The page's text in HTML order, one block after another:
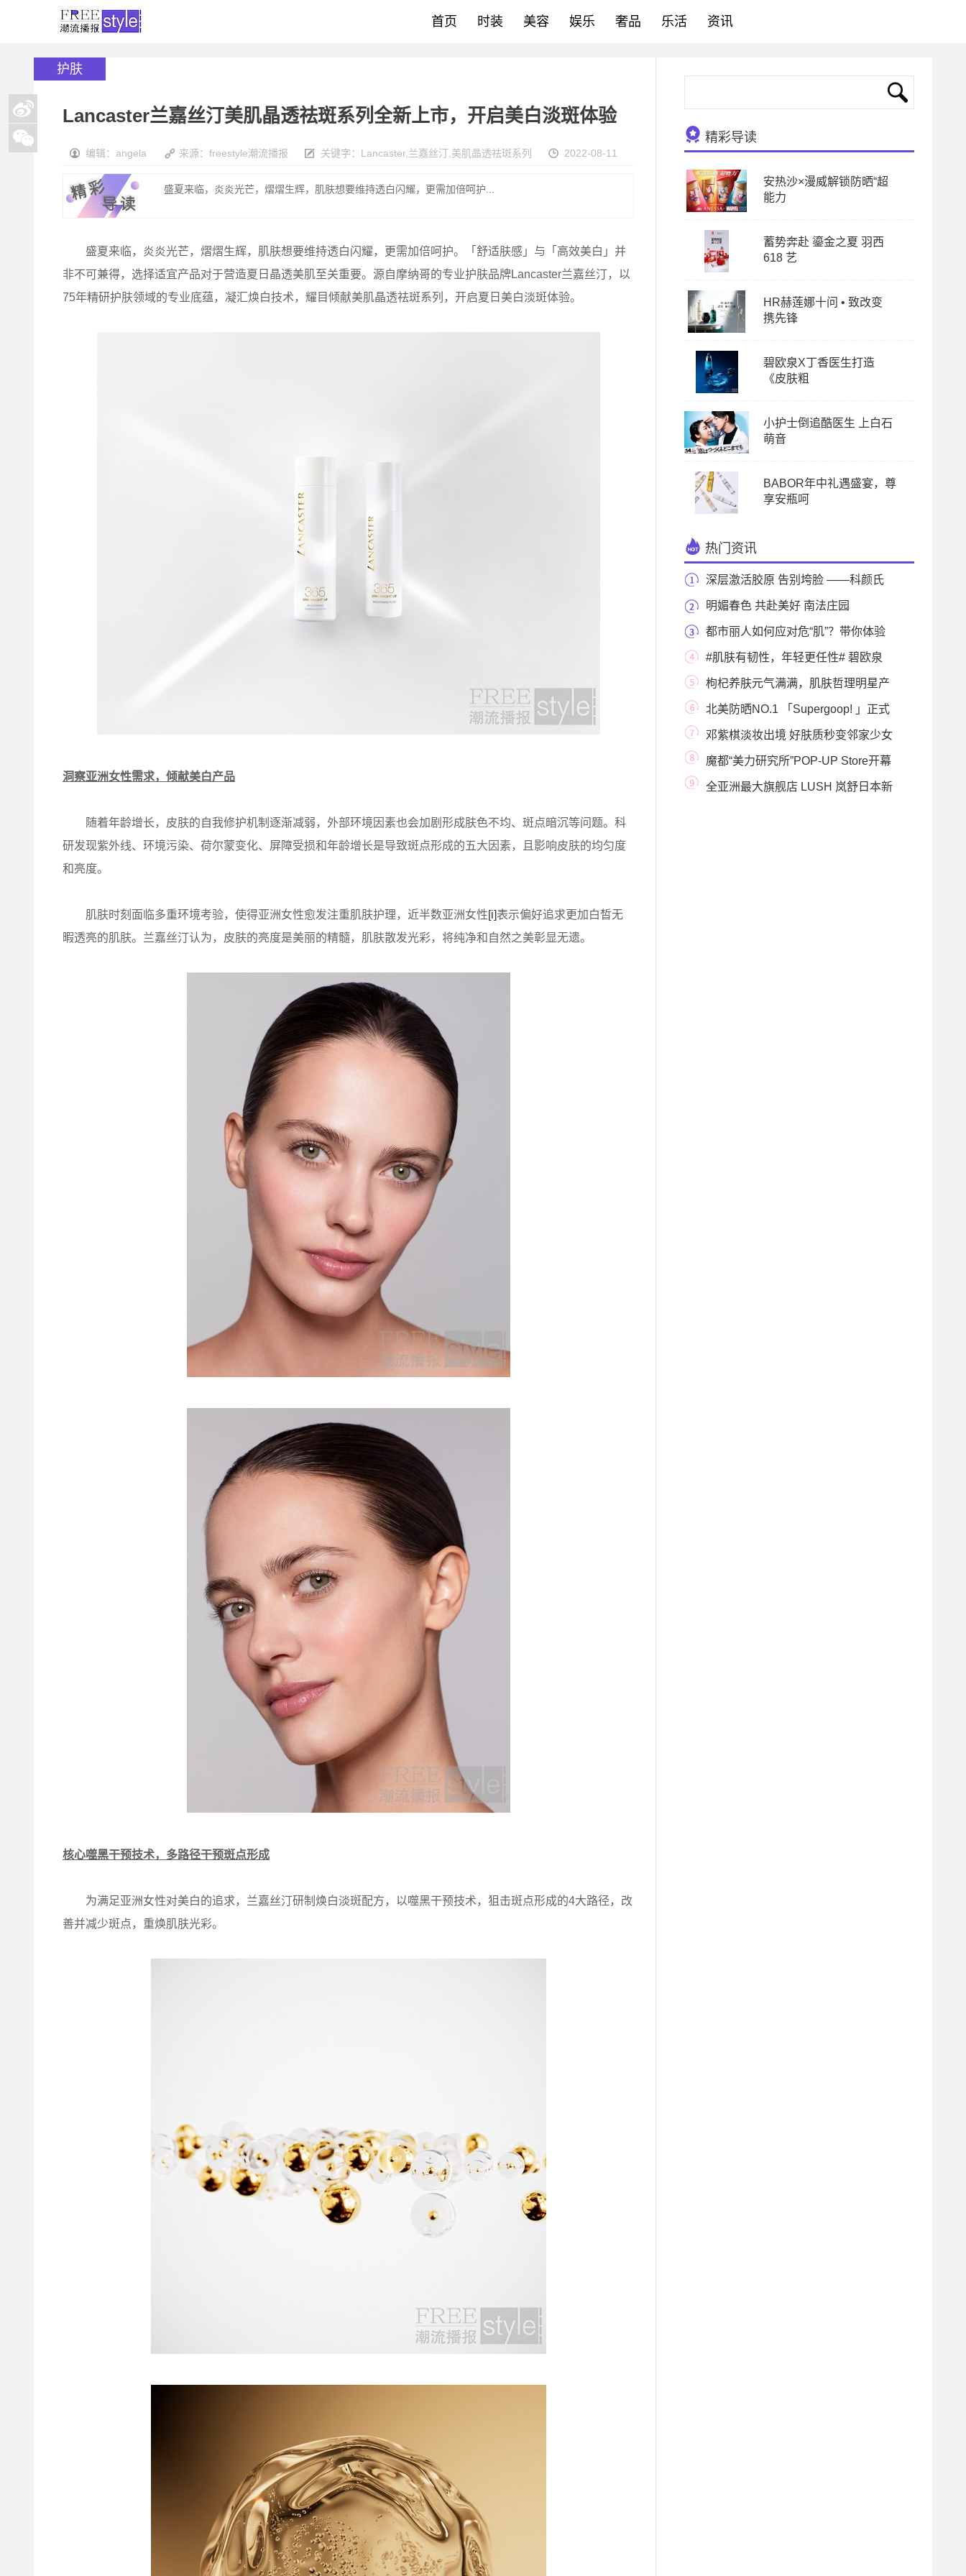
首页 时装 美容 娱乐 奢品 乐活 资讯
护肤
Lancaster兰嘉丝汀美肌晶透祛斑系列全新上市，开启美白淡斑体验
编辑：angela 来源：freestyle潮流播报 关键字： Lancaster, 兰嘉丝汀 美肌晶透祛斑系列 2022-08-11
盛夏来临，炎炎光芒，熠熠生辉，肌肤想要维持透白闪耀，更需加倍呵护...
盛夏来临，炎炎光芒，熠熠生辉，肌肤想要维持透白闪耀，更需加倍呵护。「舒适肤感」与「高效美白」并
非不可兼得，选择适宜产品对于营造夏日晶透美肌至关重要。源自摩纳哥的专业护肤品牌Lancaster兰嘉丝汀，以
75年精研护肤领域的专业底蕴，凝汇焕白技术，耀目倾献美肌晶透祛斑系列，开启夏日美白淡斑体验。
洞察亚洲女性需求，倾献美白产品
随着年龄增长，皮肤的自我修护机制逐渐减弱，外部环境因素也会加剧形成肤色不均、斑点暗沉等问题。科
研发现紫外线、环境污染、荷尔蒙变化、屏障受损和年龄增长是导致斑点形成的五大因素，且影响皮肤的均匀度
和亮度。
肌肤时刻面临多重环境考验，使得亚洲女性愈发注重肌肤护理，近半数亚洲女性[i]表示偏好追求更加白皙无
暇透亮的肌肤。兰嘉丝汀认为，皮肤的亮度是美丽的精髓，肌肤散发光彩，将纯净和自然之美彰显无遗。
核心噬黑干预技术，多路径干预斑点形成
为满足亚洲女性对美白的追求，兰嘉丝汀研制焕白淡斑配方，以噬黑干预技术，狙击斑点形成的4大路径，改
善并减少斑点，重焕肌肤光彩。
精彩导读
安热沙×漫威解锁防晒“超
能力
蓄势奔赴 鎏金之夏 羽西
618 艺
HR赫莲娜十问 • 致改变
携先锋
碧欧泉X丁香医生打造
《皮肤粗
小护士倒追酷医生 上白石
萌音
BABOR年中礼遇盛宴，尊
享安瓶呵
热门资讯
深层激活胶原 告别垮脸 ——科颜氏
高浓维C玻尿
明媚春色 共赴美好 南法庄园
（PANIER DES SENS）女神
都市丽人如何应对危“肌”？带你体验
“沉浸式#肌肤有韧性，年轻更任性# 碧欧泉
「奇迹水」助
枸杞养肤元气满满，肌肤哲理明星产
品「布丁洁
北美防晒NO.1 「Supergoop! 」正式
进军中国市场
邓紫棋淡妆出境 好肤质秒变邻家少女
魔都“美力研究所”POP-UP Store开幕
《美丽急救室
全亚洲最大旗舰店 LUSH 岚舒日本新